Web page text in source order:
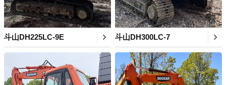
斗山DH225LC-9E 斗山DH300LC-7